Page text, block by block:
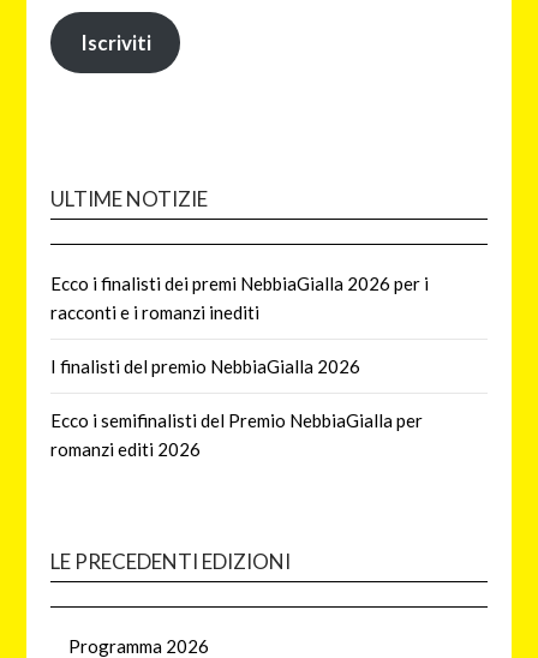
Iscriviti
ULTIME NOTIZIE
Ecco i finalisti dei premi NebbiaGialla 2026 per i
racconti e i romanzi inediti
I finalisti del premio NebbiaGialla 2026
Ecco i semifinalisti del Premio NebbiaGialla per
romanzi editi 2026
LE PRECEDENTI EDIZIONI
Programma 2026